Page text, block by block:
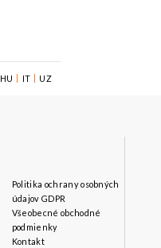
HU | IT | UZ
Politika ochrany osobných
údajov GDPR
Všeobecné obchodné
podmienky
Kontakt